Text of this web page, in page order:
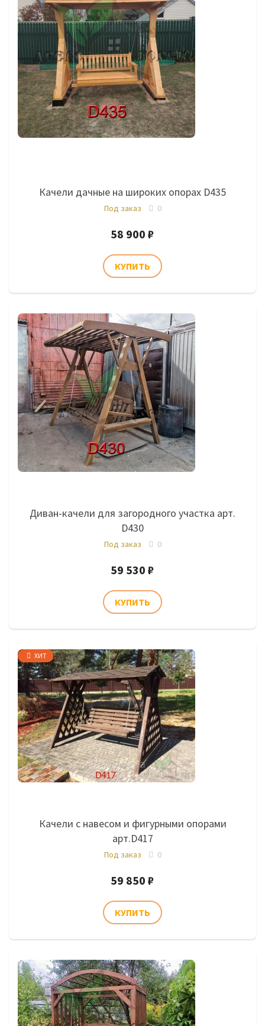
Качели дачные на широких опорах D435
Под заказ 0
58 900 ₽
Диван-качели для загородного участка арт.
D430
Под заказ 0
59 530 ₽
ХИТ
Качели с навесом и фигурными опорами
арт.D417
Под заказ 0
59 850 ₽